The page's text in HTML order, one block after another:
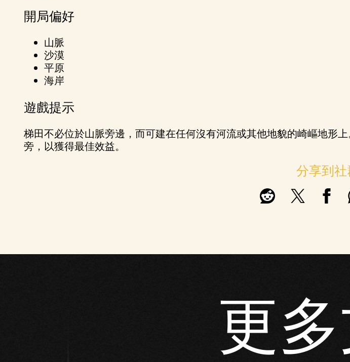
開局偏好
山脈
沙漠
平原
海岸
遊戲提示
梯田不必位於山脈旁邊，而可建在任何沒有河流或其他地貌的崎嶇地形
旁，以獲得最佳效益。
分享到
更